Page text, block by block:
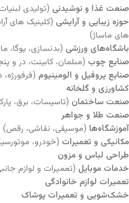
صنعت غذا و نوشیدنی (تولیدی
حوزه زیبایی و آرایشی (کلینیک های
های ماساژ)
باشگاه‌های ورزشی (بدنسازی، یوگا،
صنایع چوب (مبلمان، کابینت، در و
صنایع پروفیل و الومینیوم
کشاورزی و گلخانه
صنعت ساختمان (تاسیسات، برق،
صنعت طلا و جواهر
آموزشگاه‌ها (موسیقی، نقاشی، رقص)
مکانیکی و تعمیرات (خودرو،
طراحی لباس و مزون
خدمات موبایل (تعمیرات و لوازم
تعمیرات لوازم خانوادگی
خشک‌شویی و تعمیرات پوشاک